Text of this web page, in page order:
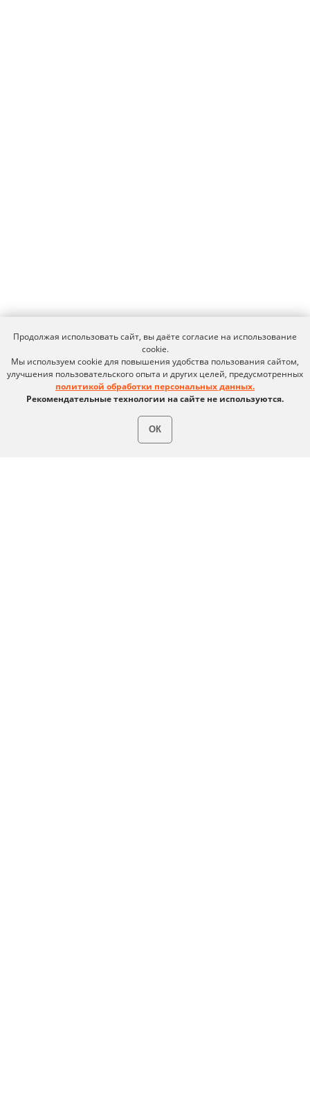
Продолжая использовать сайт, вы даёте согласие на использование
cookie.
Мы используем cookie для повышения удобства пользования сайтом,
улучшения пользовательского опыта и других целей, предусмотренных
политикой обработки персональных данных.
Рекомендательные технологии на сайте не используются.
ОК